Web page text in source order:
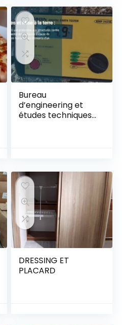
Bureau
d’engineering et
études techniques
DRESSING ET
PLACARD